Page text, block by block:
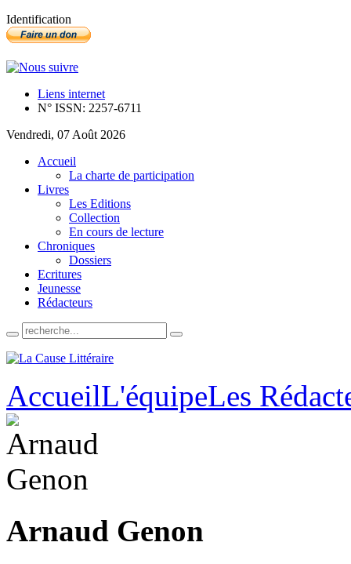
Identification
Liens internet
N° ISSN: 2257-6711
Vendredi, 07 Août 2026
Accueil
La charte de participation
Livres
Les Editions
Collection
En cours de lecture
Chroniques
Dossiers
Ecritures
Jeunesse
Rédacteurs
AccueilL'équipeLes
Arnaud Genon